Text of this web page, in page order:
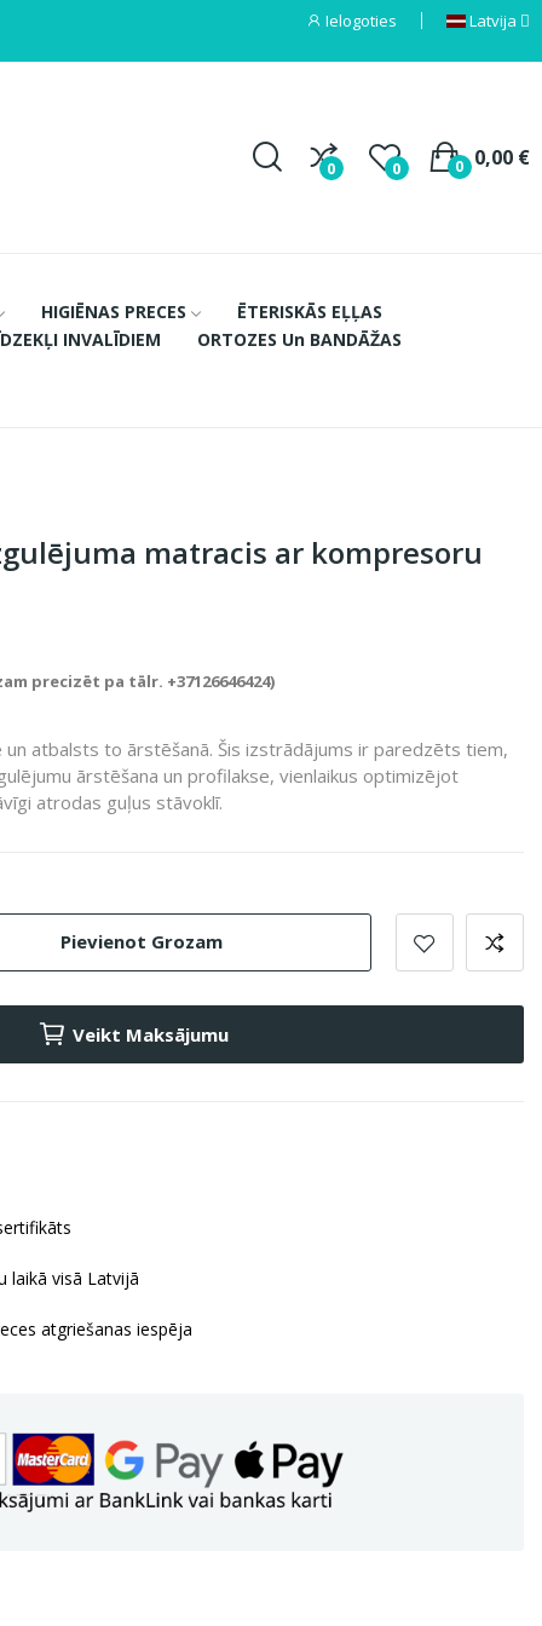
Ielogoties Latvija
0 0 0,00 €
0
HIGIĒNAS PRECES
ĒTERISKĀS EĻĻAS
INVALĪDIEM
ORTOZES Un BANDĀŽAS
matracis ar kompresoru
precizēt pa tālr. +37126646424)
atbalsts to ārstēšanā. Šis izstrādājums ir paredzēts tiem,
ārstēšana un profilakse, vienlaikus optimizējot
atrodas guļus stāvoklī.
Pievienot Grozam
Veikt Maksājumu
laikā visā Latvijā
atgriešanas iespēja